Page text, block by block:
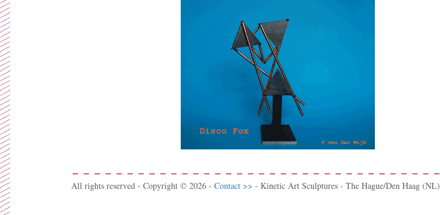
All rights reserved - Copyright © 2026 - Contact >> - Kinetic Art Sculptures - The Hague/Den Haag (NL)